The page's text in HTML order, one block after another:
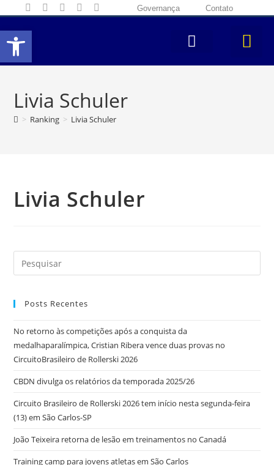
Abrir a barra de ferramentas
Governança Contato
Livia Schuler
> Ranking > Livia Schuler
Livia Schuler
Posts Recentes
No retorno às competições após a conquista da
medalhaparalímpica, Cristian Ribera vence duas provas no
CircuitoBrasileiro de Rollerski 2026
CBDN divulga os relatórios da temporada 2025/26
Circuito Brasileiro de Rollerski 2026 tem início nesta segunda-feira
(13) em São Carlos-SP
João Teixeira retorna de lesão em treinamentos no Canadá
Training camp para jovens atletas em São Carlos